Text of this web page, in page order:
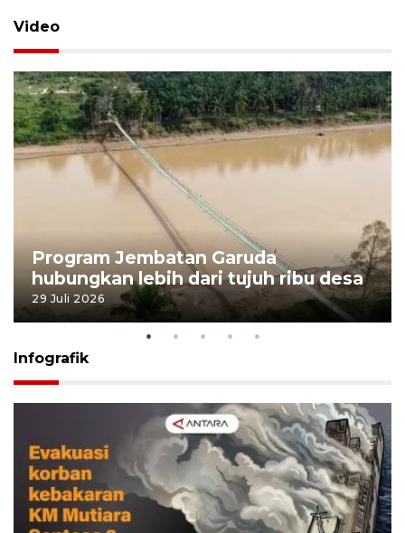
Video
Program Jembatan Garuda
hubungkan lebih dari tujuh ribu desa
29 Juli 2026
Infografik